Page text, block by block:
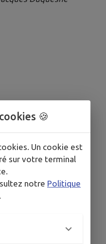
🍪
Un cookie est
sur votre terminal
notre Politique
.